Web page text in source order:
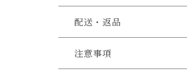
配送・返品
送料について
注意事項